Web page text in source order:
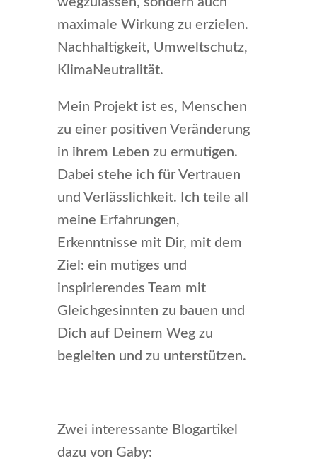
maximale Wirkung zu erzielen.
Nachhaltigkeit, Umweltschutz,
KlimaNeutralität.
Mein Projekt ist es, Menschen
zu einer positiven Veränderung
in ihrem Leben zu ermutigen.
Dabei stehe ich für Vertrauen
und Verlässlichkeit. Ich teile all
meine Erfahrungen,
Erkenntnisse mit Dir, mit dem
Ziel: ein mutiges und
inspirierendes Team mit
Gleichgesinnten zu bauen und
Dich auf Deinem Weg zu
begleiten und zu unterstützen.
Zwei interessante Blogartikel
dazu von Gaby: